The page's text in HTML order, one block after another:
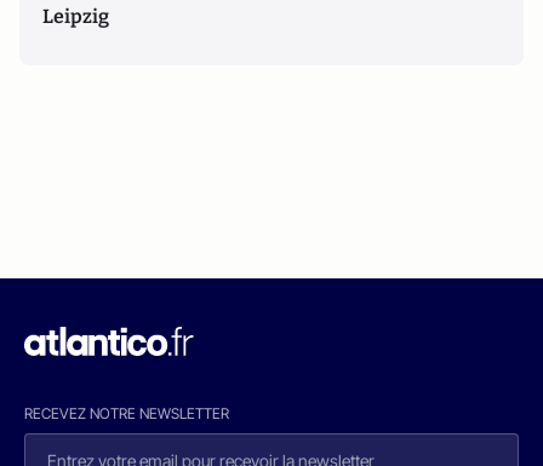
Leipzig
RECEVEZ NOTRE NEWSLETTER